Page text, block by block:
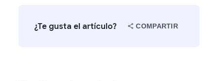
¿Te gusta el artículo? COMPARTIR